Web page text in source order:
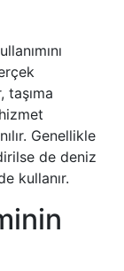
taşıma
Genellikle
de deniz
kullanır.